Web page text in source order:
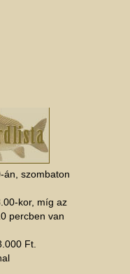
án, szombaton
kor, míg az
percben van
Ft.